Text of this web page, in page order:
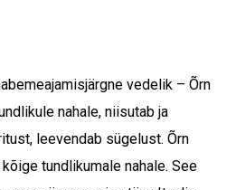
vedelik – Õrn
nahale, niisutab ja
leevendab sügelust. Õrn
tundlikumale nahale. See